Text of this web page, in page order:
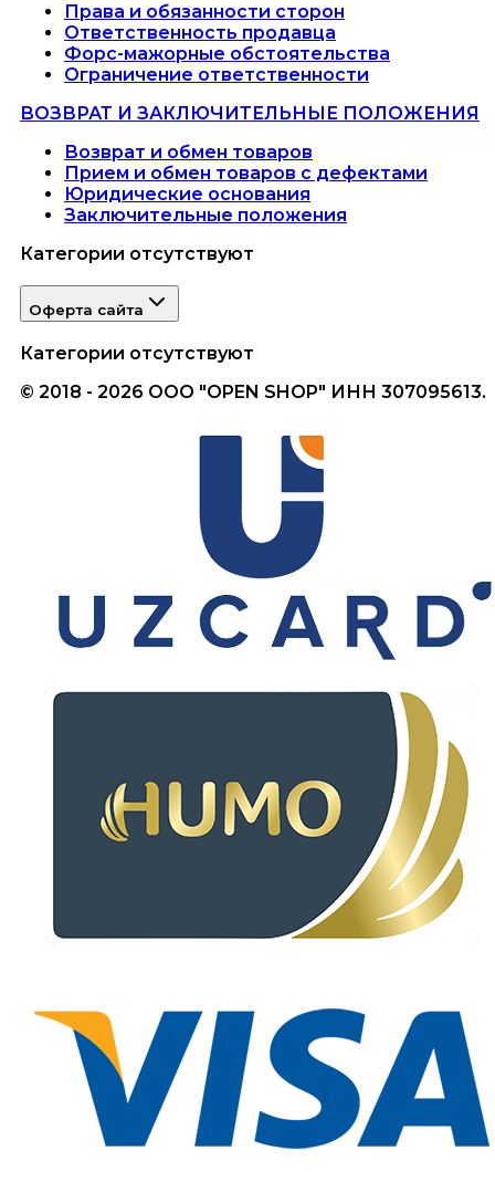
Права и обязанности сторон
Ответственность продавца
Форс-мажорные обстоятельства
Ограничение ответственности
ВОЗВРАТ И ЗАКЛЮЧИТЕЛЬНЫЕ ПОЛОЖЕНИЯ
Возврат и обмен товаров
Прием и обмен товаров с дефектами
Юридические основания
Заключительные положения
Категории отсутствуют
Оферта сайта
Категории отсутствуют
© 2018 - 2026 ООО "OPEN SHOP" ИНН 307095613.